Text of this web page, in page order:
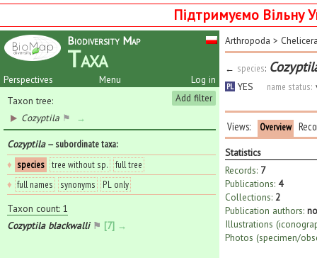
Підтримуємо Вільну
Biodiversity Map
Taxa
Perspectives Log in
Menu
Add filter
Taxon tree:
Cozyptila ⚑ →
Cozyptila— subordinate taxa:
♦ species tree without sp.
full tree
♦ full names synonyms
PL only
Taxon count: 1
Cozyptila blackwalli⚑ [7] →
Arthropoda >
← species:
PL YES name status:
Views: Overview
Statistics
Records: 7
Publications: 4
Collections: 2
Publication authors:
Illustrations
Photos (specimen/